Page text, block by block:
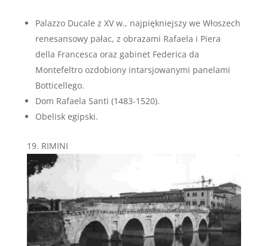
Palazzo Ducale z XV w., najpiękniejszy we Włoszech
renesansowy pałac, z obrazami Rafaela i Piera
della Francesca oraz gabinet Federica da
Montefeltro ozdobiony intarsjowanymi panelami
Botticellego.
Dom Rafaela Santi (1483-1520).
Obelisk egipski.
RIMINI